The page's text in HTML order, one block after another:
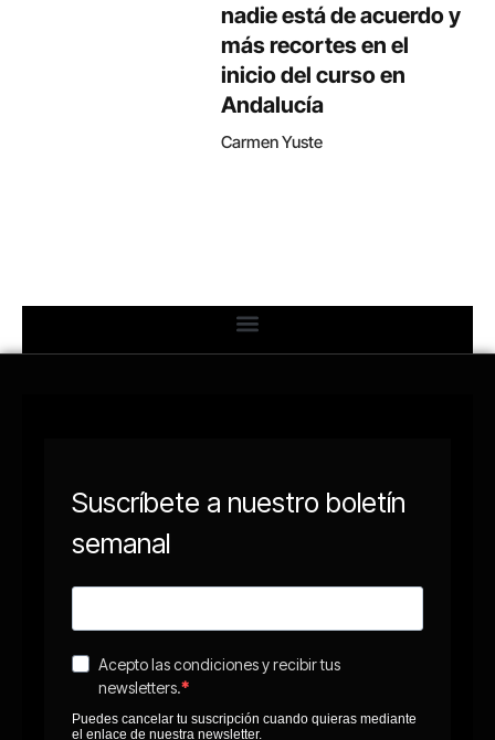
nadie está de acuerdo y
más recortes en el
inicio del curso en
Andalucía
Carmen Yuste